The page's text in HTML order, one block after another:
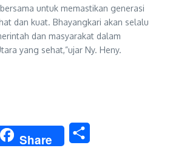
untuk memastikan generasi
dan kuat. Bhayangkari akan selalu
dan masyarakat dalam
yang sehat,”ujar Ny. Heny.
Share